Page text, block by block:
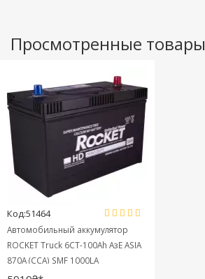
Просмотренные товары
Код:51464
Автомобильный аккумулятор
ROCKET Truck 6СТ-100Ah АзЕ ASIA
870A (CCA) SMF 1000LA